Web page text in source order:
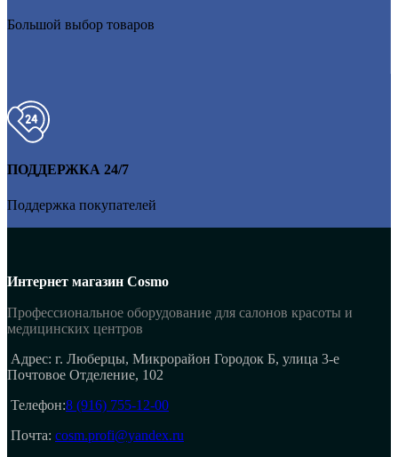
Большой выбор товаров
ПОДДЕРЖКА 24/7
Поддержка покупателей
Интернет магазин Cosmo
Профессиональное оборудование для салонов красоты и
медицинских центров
Адрес: г. Люберцы, Микрорайон Городок Б, улица 3-е
Почтовое Отделение, 102
Телефон:8 (916) 755-12-00
Почта: cosm.profi@yandex.ru